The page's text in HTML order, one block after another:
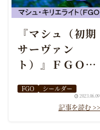
『マシュ（初期
サーヴァン
ト）』ＦＧＯ性
すすめ編成まと
2023.06.09
FGO シールダー